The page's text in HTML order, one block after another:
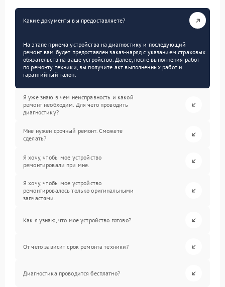
Какие документы вы предоставляете?
На этапе приема устройства на диагностику и последующий
ремонт вам будет предоставлен заказ-наряд с указанием страховых
обязательств на ваше устройство. Далее, после выполнения работ
по ремонту техники, вы получите акт выполненных работ и
гарантийный талон.
Я уже знаю в чем неисправность и какой
ремонт необходим. Для чего проводить
диагностику?
Мне нужен срочный ремонт. Сможете
сделать?
Я хочу, чтобы мое устройство
ремонтировали при мне.
Я хочу, чтобы мое устройство
ремонтировалось только оригинальными
запчастями.
Как я узнаю, что мое устройство готово?
От чего зависит срок ремонта техники?
Диагностика проводится бесплатно?